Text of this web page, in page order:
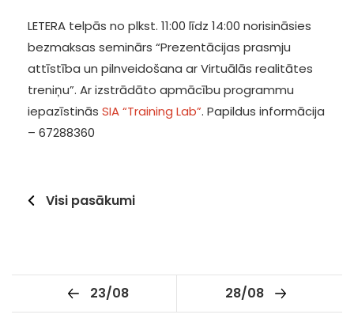
LETERA telpās no plkst. 11:00 līdz 14:00 norisināsies
bezmaksas seminārs “Prezentācijas prasmju
attīstība un pilnveidošana ar Virtuālās realitātes
treniņu”. Ar izstrādāto apmācību programmu
iepazīstinās SIA “Training Lab”. Papildus informācija
– 67288360
Visi pasākumi
23/08 28/08